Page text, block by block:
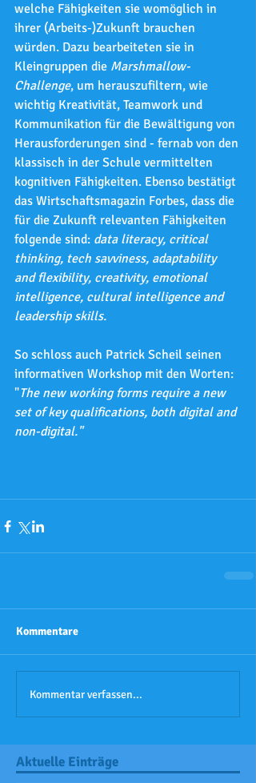
welche Fähigkeiten sie womöglich in
ihrer (Arbeits-)Zukunft brauchen
würden. Dazu bearbeiteten sie in
Kleingruppen die Marshmallow-
Challenge, um herauszufiltern, wie
wichtig Kreativität, Teamwork und
Kommunikation für die Bewältigung von
Herausforderungen sind - fernab von den
klassisch in der Schule vermittelten
kognitiven Fähigkeiten. Ebenso bestätigt
das Wirtschaftsmagazin Forbes, dass die
für die Zukunft relevanten Fähigkeiten
folgende sind: data literacy, critical
thinking, tech savviness, adaptability
and flexibility, creativity, emotional
intelligence, cultural intelligence and
leadership skills.
So schloss auch Patrick Scheil seinen
informativen Workshop mit den Worten:
"The new working forms require a new
set of key qualifications, both digital and
non-digital."
Kommentare
Kommentar verfassen...
Aktuelle Einträge